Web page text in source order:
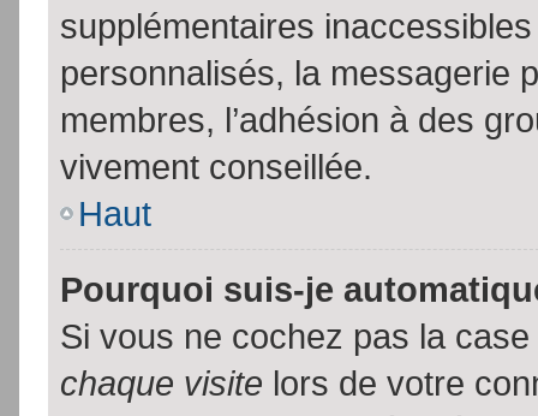
supplémentaires
personnalisés, la messagerie
membres, l’adhésion à des
vivement conseillée.
Haut
Pourquoi suis-je
Si vous ne cochez pas la case
chaque visite lors de votre